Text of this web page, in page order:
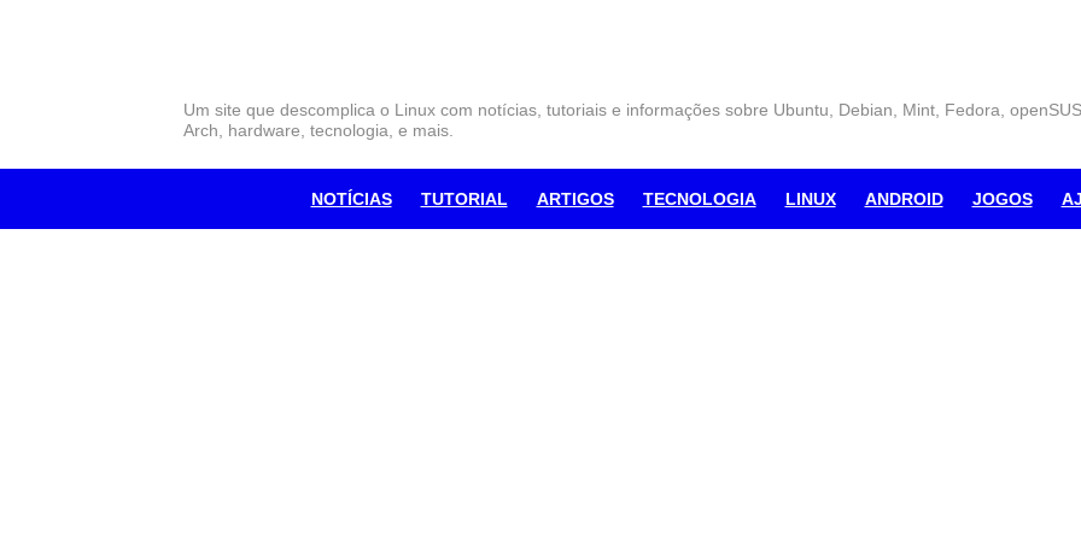
Um site que descomplica o Linux com notícias, tutoriais e informações sobre Ubuntu, Debian, Mint, Fedora,
Arch, hardware, tecnologia, e mais.
NOTÍCIAS TUTORIAL ARTIGOS TECNOLOGIA LINUX ANDROID JOGOS